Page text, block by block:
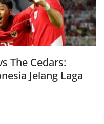
The Cedars:
Jelang Laga